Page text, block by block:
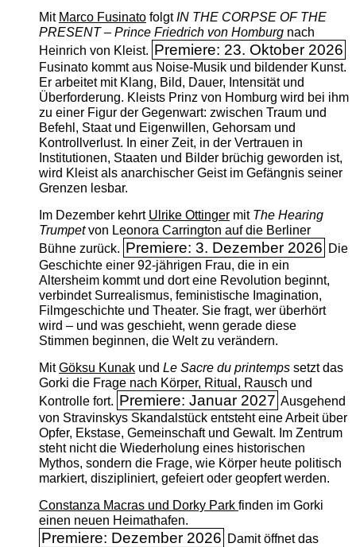
Mit Marco FusinatofolgtIN THE CORPSE OF THE
PRESENT – Prince Friedrich von Homburgnach
Heinrich von Kleist. Premiere: 23. Oktober 2026
Fusinato kommt aus Noise-Musik und bildender Kunst.
Er arbeitet mit Klang, Bild, Dauer, Intensität und
Überforderung. Kleists Prinz von Homburg wird bei ihm
zu einer Figur der Gegenwart: zwischen Traum und
Befehl, Staat und Eigenwillen, Gehorsam und
Kontrollverlust. In einer Zeit, in der Vertrauen in
Institutionen, Staaten und Bilder brüchig geworden ist,
wird Kleist als anarchischer Geist im Gefängnis seiner
Grenzen lesbar.
Im Dezember kehrt Ulrike Ottingermit The ­Hearing
Trumpetvon Leonora Carrington auf die Berliner
Bühne zurück. Premiere: 3. Dezember 2026 Die
Geschichte einer 92-jährigen Frau, die in ein
Altersheim kommt und dort eine Revolution beginnt,
verbindet Surrealismus, feministische Imagination,
Filmgeschichte und Theater. Sie fragt, wer überhört
wird – und was geschieht, wenn gerade diese
Stimmen beginnen, die Welt zu verändern.
MitGöksu Kunakund Le Sacre du printempssetzt das
Gorki die Frage nach Körper, Ritual, Rausch und
Kontrolle fort. Premiere: Januar 2027 Ausgehend
von Stravinskys Skandalstück entsteht eine Arbeit über
Opfer, Ekstase, Gemeinschaft und Gewalt. Im Zentrum
steht nicht die Wiederholung eines historischen
Mythos, sondern die Frage, wie Körper heute politisch
markiert, diszipliniert, gefeiert oder geopfert werden.
Constanza Macras und Dorky Park finden im Gorki
einen neuen Heimathafen.
Premiere: Dezember 2026 Damit öffnet das